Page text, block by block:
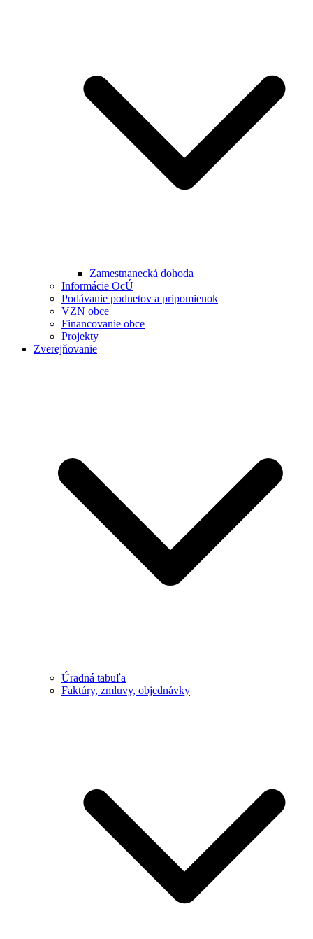
Zamestnanecká dohoda
Informácie OcÚ
Podávanie podnetov a pripomienok
VZN obce
Financovanie obce
Projekty
Zverejňovanie
Úradná tabuľa
Faktúry, zmluvy, objednávky